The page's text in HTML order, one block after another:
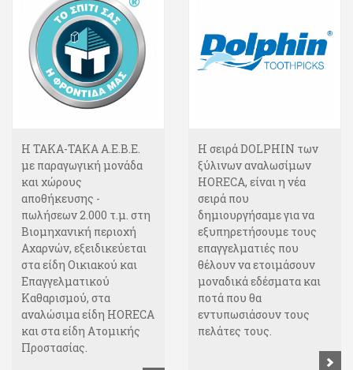
Η ΤΑΚΑ-ΤΑΚΑ Α.Ε.Β.Ε.
με παραγωγική μονάδα
και χώρους
αποθήκευσης -
πωλήσεων 2.000 τ.μ. στη
Βιομηχανική περιοχή
Αχαρνών, εξειδικεύεται
στα είδη Οικιακού και
Επαγγελματικού
Καθαρισμού, στα
αναλώσιμα είδη HORECA
και στα είδη Ατομικής
Προστασίας.
Η σειρά DOLPHIΝ των
ξύλινων αναλωσίμων
HORECA, είναι η νέα
σειρά που
δημιουργήσαμε για να
εξυπηρετήσουμε τους
επαγγελματιές που
θέλουν να ετοιμάσουν
μοναδικά εδέσματα και
ποτά που θα
εντυπωσιάσουν τους
πελάτες τους.